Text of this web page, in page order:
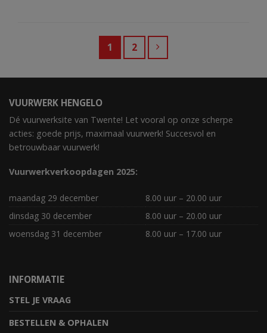
1 2
VUURWERK HENGELO
Dé vuurwerksite van Twente! Let vooral op onze scherpe
acties: goede prijs, maximaal vuurwerk! Succesvol en
betrouwbaar vuurwerk!
Vuurwerkverkoopdagen 2025:
maandag 29 december
8.00 uur – 20.00 uur
dinsdag 30 december
8.00 uur – 20.00 uur
woensdag 31 december
8.00 uur – 17.00 uur
INFORMATIE
STEL JE VRAAG
BESTELLEN & OPHALEN